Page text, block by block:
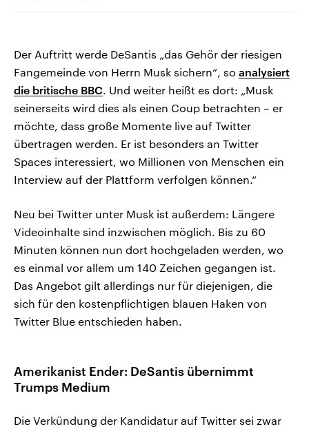
Der Auftritt werde DeSantis „das Gehör der riesigen
Fangemeinde von Herrn Musk sichern“, so analysiert
die britische BBC. Und weiter heißt es dort: „Musk
seinerseits wird dies als einen Coup betrachten – er
möchte, dass große Momente live auf Twitter
übertragen werden. Er ist besonders an Twitter
Spaces interessiert, wo Millionen von Menschen ein
Interview auf der Plattform verfolgen können.“
Neu bei Twitter unter Musk ist außerdem: Längere
Videoinhalte sind inzwischen möglich. Bis zu 60
Minuten können nun dort hochgeladen werden, wo
es einmal vor allem um 140 Zeichen gegangen ist.
Das Angebot gilt allerdings nur für diejenigen, die
sich für den kostenpflichtigen blauen Haken von
Twitter Blue entschieden haben.
Amerikanist Ender: DeSantis übernimmt
Trumps Medium
Die Verkündung der Kandidatur auf Twitter sei zwar